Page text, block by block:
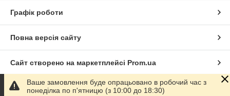
Графік роботи
Повна версія сайту
Сайт створено на маркетплейсі Prom.ua
Політика конфіденційності
Ваше замовлення буде опрацьовано в робочий час з
понеділка по п'ятницю (з 10:00 до 18:30)